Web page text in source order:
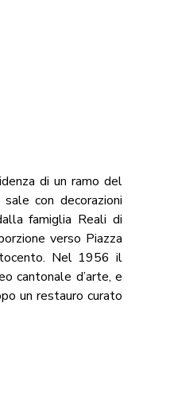
di un ramo del
con decorazioni
famiglia Reali di
verso Piazza
Nel 1956 il
cantonale d’arte, e
un restauro curato